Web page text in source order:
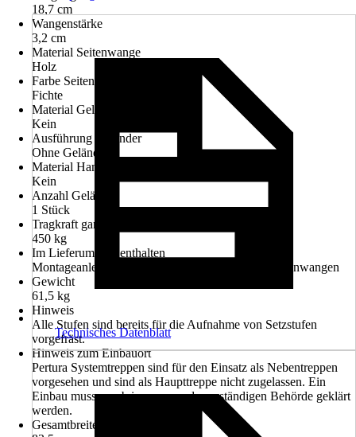
18,7 cm
Wangenstärke
3,2 cm
Material Seitenwange
Holz
Farbe Seitenwange
Fichte
Material Geländer
Kein
Ausführung Geländer
Ohne Geländer
Material Handlauf
Kein
Anzahl Geländer
1 Stück
Tragkraft ganze Treppe in kg/m²
450 kg
Im Lieferumfang enthalten
Montageanleitung, Montagematerial, Stufen, Treppenwangen
Gewicht
61,5 kg
Hinweis
Alle Stufen sind bereits für die Aufnahme von Setzstufen
vorgefräst.
Hinweis zum Einbauort
Pertura Systemtreppen sind für den Einsatz als Nebentreppen
vorgesehen und sind als Haupttreppe nicht zugelassen. Ein
Einbau muss vorab immer von der zuständigen Behörde geklärt
werden.
Gesamtbreite
Technisches Datenblatt